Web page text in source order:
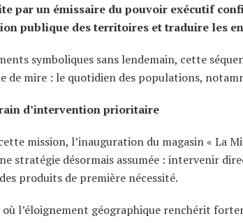
par un émissaire du pouvoir exécutif
publique des territoires et traduire les
symboliques sans lendemain, cette
de mire : le quotidien des populations,
d’intervention prioritaire
mission, l’inauguration du magasin « La
stratégie désormais assumée : intervenir
produits de première nécessité.
l’éloignement géographique renchérit